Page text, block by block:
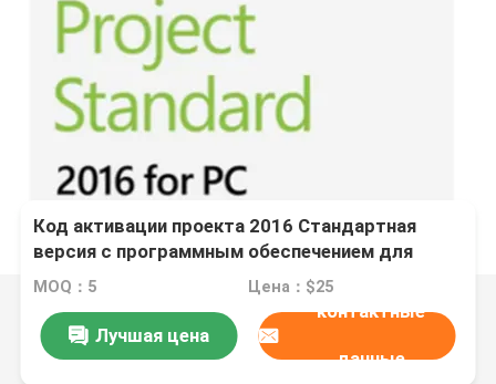
Код активации проекта 2016 Стандартная
версия с программным обеспечением для
управления проектом
MOQ：5 Цена：$25
Лучшая цена
контактные
данные